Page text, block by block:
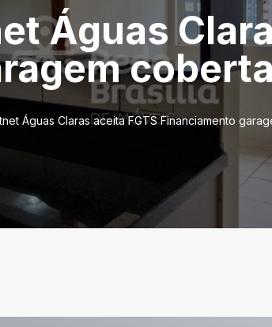
Águas
Águas Claras aceita FGTS Financiamento